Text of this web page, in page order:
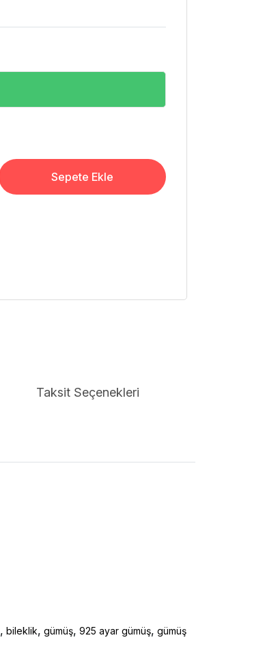
Sepete Ekle
Taksit Seçenekleri
, bileklik, gümüş, 925 ayar gümüş, gümüş